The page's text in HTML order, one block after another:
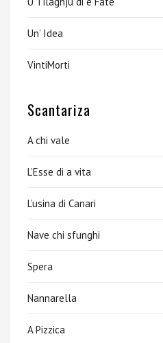
Un’ Idea
VintiMorti
Scantariza
A chi vale
L’Esse di a vita
L’usina di Canari
Nave chi sfunghi
Spera
Nannarella
A Pizzica